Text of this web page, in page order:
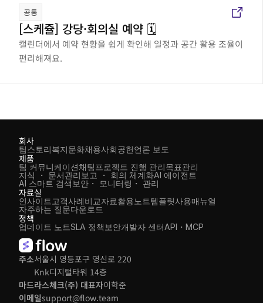
공통
[스케쥴] 강당·회의실 예약 🗓️
캘린더에서 예약 현황을 쉽게 확인해 일정과 공간 활용 조율이
편리해져요.
주소서울시 영등포구 영신로 220
Knk디지털타워 14층
마드라스체크(주) 대표자이학준
이메일support@flow.team
회사
팀스토리복지문화채용사회공헌언론 보도
제품
팀 커뮤니케이션채팅 프로젝트 진행 관리목표관리
지식 ・ 문서관리 보고 ・ 회의 체계화
AI 스마트 검색
AI 에이전트
보안・ 모니터링・ 관리
자료실
인사이트 고객사례비교자료활용노트템플릿사용매뉴얼
자주하는 질문다운로드
정책
업데이트 노트SLA 정책 보안개발자 센터API・MCP